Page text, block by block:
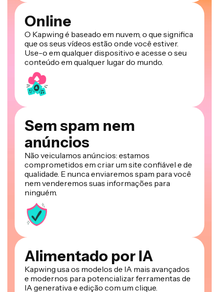
Online
O Kapwing é baseado em nuvem, o que significa
que os seus vídeos estão onde você estiver.
Use-o em qualquer dispositivo e acesse o seu
conteúdo em qualquer lugar do mundo.
Sem spam nem
anúncios
Não veiculamos anúncios: estamos
comprometidos em criar um site confiável e de
qualidade. E nunca enviaremos spam para você
nem venderemos suas informações para
ninguém.
Alimentado por IA
Kapwing usa os modelos de IA mais avançados
e modernos para potencializar ferramentas de
IA generativa e edição com um clique.